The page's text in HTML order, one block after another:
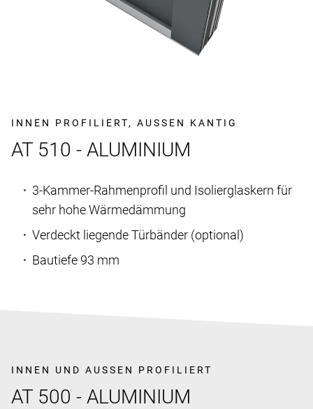
INNEN PROFILIERT, AUSSEN KANTIG
AT 510 - ALUMINIUM
3-Kammer-Rahmenprofil und Isolierglaskern für
sehr hohe Wärmedämmung
Verdeckt liegende Türbänder (optional)
Bautiefe 93 mm
INNEN UND AUSSEN PROFILIERT
AT 500 - ALUMINIUM